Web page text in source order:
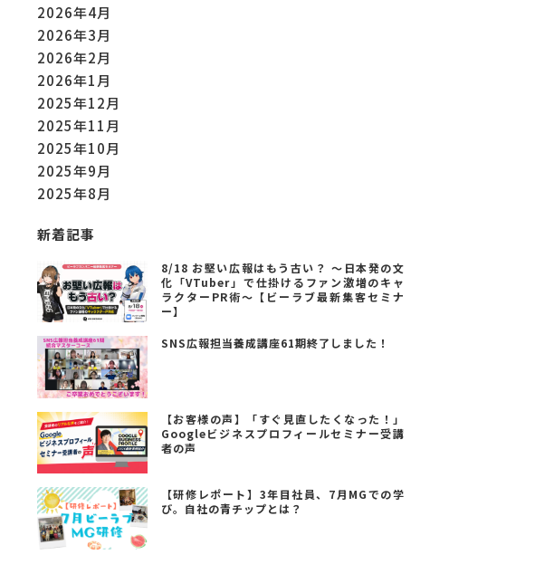
2026年4月
2026年3月
2026年2月
2026年1月
2025年12月
2025年11月
2025年10月
2025年9月
2025年8月
新着記事
8/18 お堅い広報はもう古い？ ～日本発の文
化「VTuber」で仕掛けるファン激増のキャ
ラクターPR術～【ビーラブ最新集客セミナ
ー】
SNS広報担当養成講座61期終了しました！
【お客様の声】「すぐ見直したくなった！」
Googleビジネスプロフィールセミナー受講
者の声
【研修レポート】3年目社員、7月MGでの学
び。自社の青チップとは？